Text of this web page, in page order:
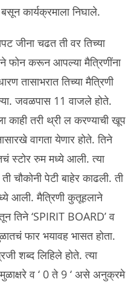
कार्यक्रमाला निघाले.
जीना चढत ती वर तिच्या
फोन करून आपल्या मैत्रिणींना
तासाभरात तिच्या मैत्रिणी
जवळपास 11 वाजले होते.
काही तरी थ्री ल करण्याची खूप
वागता येणार होते. तिने
स्टोर रुम मध्ये आली. त्या
चौकोनी पेटी बाहेर काढली. ती
आली. मैत्रिणी कुतूहलाने
तिने ‘SPIRIT BOARD’ व
फार भयावह भासत होता.
शब्द लिहिले होते. त्या
मुळाक्षरे व ‘ 0 ते 9 ‘ असे अनुक्रमे